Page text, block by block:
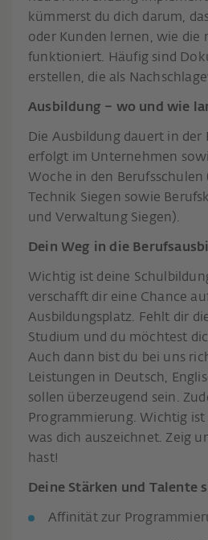
kümmerst du dich darum,
oder Kunden lernen, wie die
funktioniert. Häufig sind
erstellen, die als
Ausbildung – wo und wie
Die Ausbildung dauert in der
erfolgt im Unternehmen
Woche in den Berufsschulen
Technik Siegen sowie
und Verwaltung Siegen).
Dein Weg in die
Wichtig ist deine
verschafft dir eine Chance
Ausbildungsplatz. Fehlt dir
Studium und du möchtest
Auch dann bist du bei uns
Leistungen in Deutsch,
sollen überzeugend sein.
Programmierung. Wichtig
was dich auszeichnet. Zeig
hast!
Deine Stärken und Talente
Affinität zur